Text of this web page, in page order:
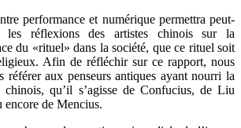
performance et numérique permettra peut-
les réflexions des artistes chinois sur la
du «rituel» dans la société, que ce rituel soit
Afin de réfléchir sur ce rapport, nous
référer aux penseurs antiques ayant nourri la
chinois, qu’il s’agisse de Confucius, de Liu
de Mencius.